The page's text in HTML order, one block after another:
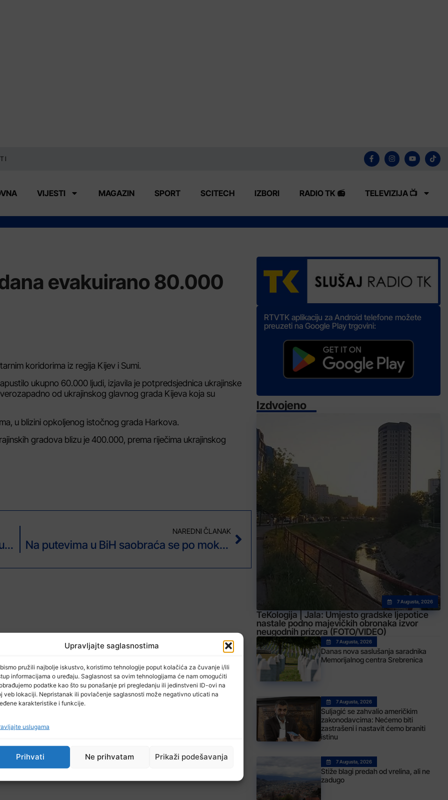
Upravljajte saglasnostima
pružili najbolje iskustvo, koristimo tehnologije poput kolačića za čuvanje i/ili
informacijama o uređaju. Saglasnost sa ovim tehnologijama će nam omogućiti
podatke kao što su ponašanje pri pregledanju ili jedinstveni ID-ovi na
veb lokaciji. Nepristanak ili povlačenje saglasnosti može negativno uticati na
karakteristike i funkcije.
uslugama
Prihvati Ne prihvatam Prikaži podešavanja
VIJESTI MAGAZIN SPORT SCITECH IZBORI RADIO TK 📻 TELEVIZIJA 📺
evakuirano 80.000
koridorima iz regija Kijev i Sumi.
ukupno 60.000 ljudi, izjavila je potpredsjednica ukrajinske
od ukrajinskog glavnog grada Kijeva koja su
u blizini opkoljenog istočnog grada Harkova.
gradova blizu je 400.000, prema riječima ukrajinskog
Erdogan razgovarao s Bidenom o ratu u Ukrajini: Sastanak u Antaliji je diplomatski uspjeh
NAREDNI ČLANAK
Na putevima u BiH saobraća se po mokrom ili vlažnom kolovozu.
RTVTK aplikaciju za Android telefone možete
preuzeti na Google Play trgovini:
Izdvojeno
7 Augusta, 2026
TeKologija | Jala: Umjesto gradske ljepotice
nastale podno majevičkih obronaka izvor
neugodnih prizora (FOTO/VIDEO)
7 Augusta, 2026
Danas nova saslušanja saradnika
Memorijalnog centra Srebrenica
7 Augusta, 2026
Suljagić se zahvalio američkim
zakonodavcima: Nećemo biti
zastrašeni i nastavit ćemo braniti
istinu
7 Augusta, 2026
Stiže blagi predah od vrelina, ali ne
zadugo